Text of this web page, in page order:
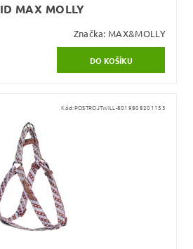
MAX MOLLY
Značka: MAX&MOLLY
Kód:POSTROJTWILL-8019808201153